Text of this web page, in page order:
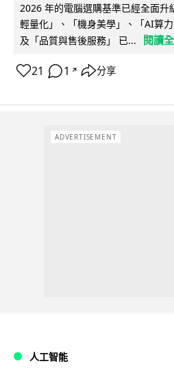
2026 年的電腦選購基準已經全面升
輕量化」、「機身美學」、「AI算
及「品質與售後服務」 已...
閱讀
21 1 ↗ 分享
ADVERTISEMENT
人工智能